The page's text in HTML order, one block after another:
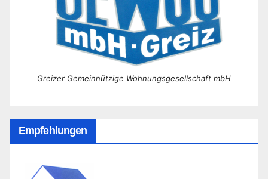
Greizer Gemeinnützige Wohnungsgesellschaft mbH
Empfehlungen